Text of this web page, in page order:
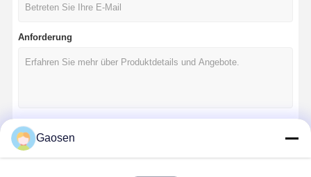
Anforderung
Gaosen